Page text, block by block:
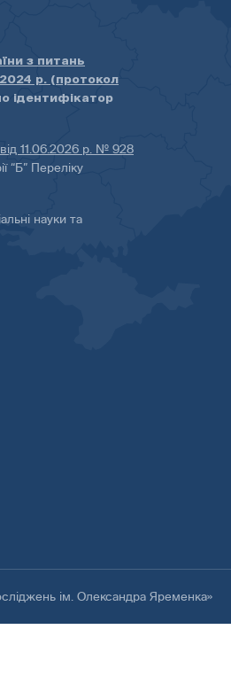
з питань
р. (протокол
ідентифікатор
від 11.06.2026 р. № 928
“Б” Переліку
науки та
ім. Олександра Яременка»